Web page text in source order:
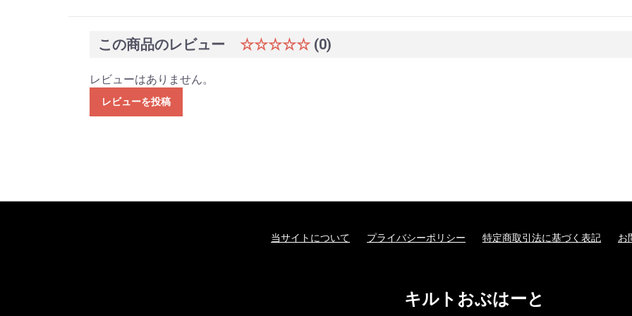
この商品のレビュー ☆☆☆☆☆ (0)
レビューはありません。
レビューを投稿
当サイトについて プライバシーポリシー 特定商取引法に基づく表記 お
キルトおぶはーと